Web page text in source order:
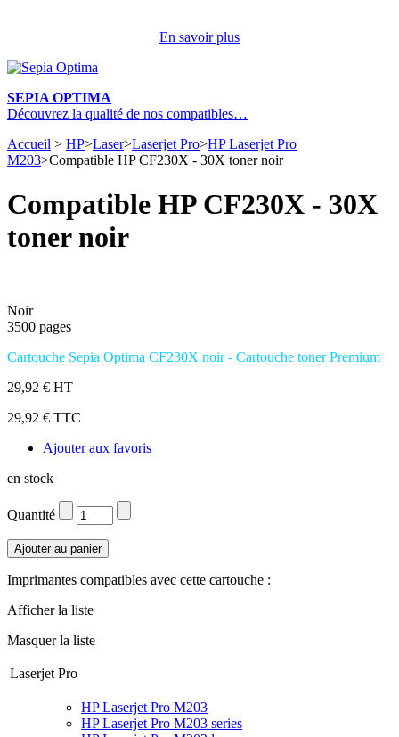
En savoir plus
SEPIA OPTIMA
Découvrez la qualité de nos compatibles…
Accueil > HP>Laser>Laserjet Pro>HP Laserjet Pro
M203>Compatible HP CF230X - 30X toner noir
Compatible HP CF230X - 30X
toner noir
Noir
3500 pages
Cartouche Sepia Optima CF230X noir - Cartouche toner Premium
29,92 € HT
29,92 € TTC
Ajouter aux favoris
en stock
Quantité
Imprimantes compatibles avec cette cartouche :
Afficher la liste
Masquer la liste
Laserjet Pro
HP Laserjet Pro M203
HP Laserjet Pro M203 series